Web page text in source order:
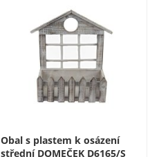
Obal s plastem k osázení
střední DOMEČEK D6165/S